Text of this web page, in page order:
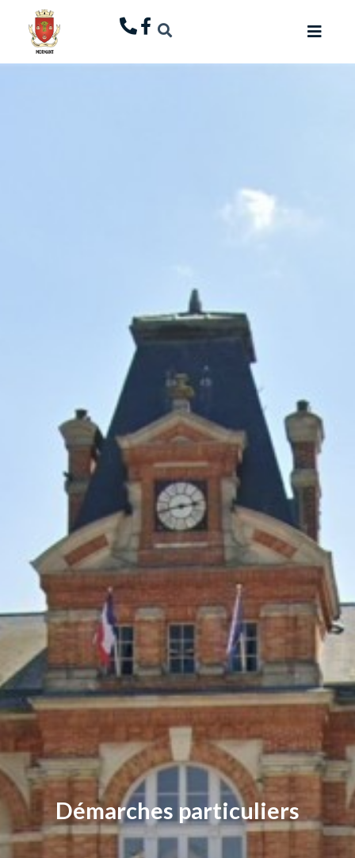
principal
Démarches particuliers